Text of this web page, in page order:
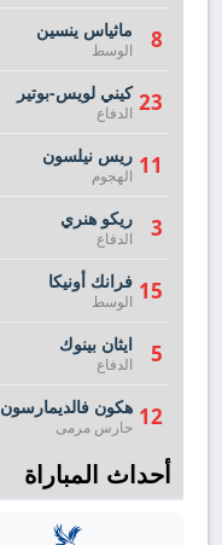
8 ماثياس ينسين
الوسط
23 كيني لويس-بوتير
الدفاع
11 ريس نيلسون
الهجوم
3 ريكو هنري
الدفاع
15 فرانك أونيكا
الوسط
5 ايثان بينوك
الدفاع
12 هكون فالديمارسون
حارس مرمى
أحداث المباراة